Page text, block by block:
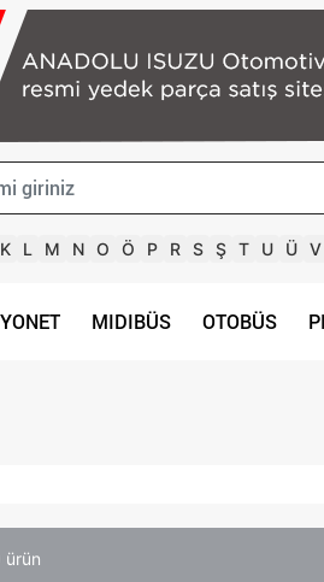
K L M N O Ö P R S Ş T U Ü V
MIDIBÜS OTOBÜS
ürün